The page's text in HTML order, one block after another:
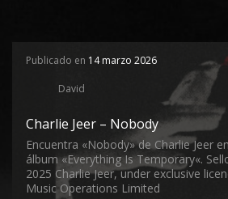
Publicado en 14 marzo 2026
David
Charlie Jeer – Nobody
Encuentra «Nobody» de Charlie Jeer
álbum «Everything Is Temporary«.
2025 Charlie Jeer, under exclusive
Music Operations Limited